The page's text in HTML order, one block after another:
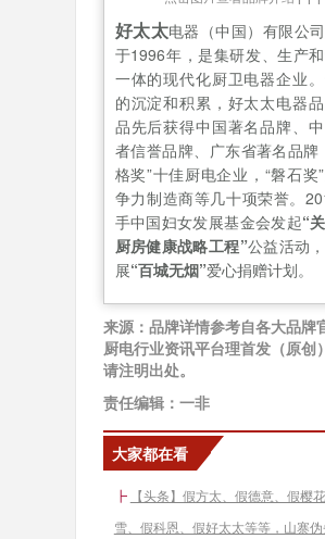
好太太电器（中国）有限公
于1996年，是集研发、生产
一体的现代化厨卫电器企业
的沉淀和积累，好太太电器
品先后获得中国著名品牌、
者信誉品牌、广东省著名品牌
格奖”十佳厨电企业，“磐石奖
争力制造商等几十项荣誉。
手中国妇女发展基金会发起“
厨房健康战略工程”公益活动
展“百城无烟”爱心捐赠计划。
来源：品牌详情参考自各大品牌
厨电行业资讯平台理首发（原创
请注明出处。
责任编辑：一非
大家都在看
┣ 【头条】假方太、假德意、假樱
雪、假科恩、假好太太等等，山寨